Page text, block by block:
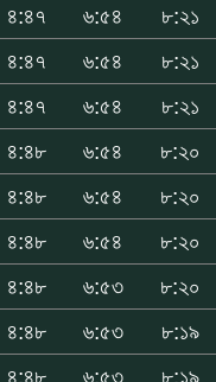
৪:৪৭ ৬:৫৪
৮:২১
৪:৪৭ ৬:৫৪
৮:২১
৪:৪৭ ৬:৫৪
৮:২১
৪:৪৮ ৬:৫৪
৮:২০
৪:৪৮ ৬:৫৪
৮:২০
৪:৪৮ ৬:৫৪
৮:২০
৪:৪৮ ৬:৫৩
৮:২০
৪:৪৮ ৬:৫৩
৮:১৯
৪:৪৮ ৬:৫৩
৮:১৯